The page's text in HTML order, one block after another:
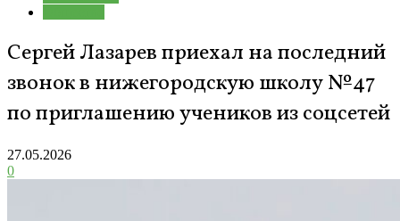
Сергей Лазарев приехал на последний
звонок в нижегородскую школу №47
по приглашению учеников из соцсетей
27.05.2026
0